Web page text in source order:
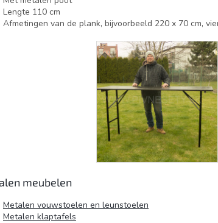
Lengte 110 cm
Afmetingen van de plank, bijvoorbeeld 220 x 70 cm,
meubelen
Metalen vouwstoelen en leunstoelen
Metalen klaptafels